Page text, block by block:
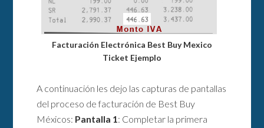
Facturación Electrónica Best Buy Mexico
Ticket Ejemplo
A continuación les dejo las capturas de pantallas
del proceso de facturación de Best Buy
Méxicos: Pantalla 1: Completar la primera